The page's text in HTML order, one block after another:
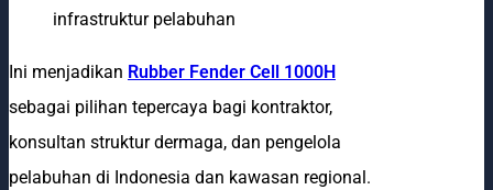
infrastruktur pelabuhan
Ini menjadikan Rubber Fender Cell 1000H
sebagai pilihan tepercaya bagi kontraktor,
konsultan struktur dermaga, dan pengelola
pelabuhan di Indonesia dan kawasan regional.